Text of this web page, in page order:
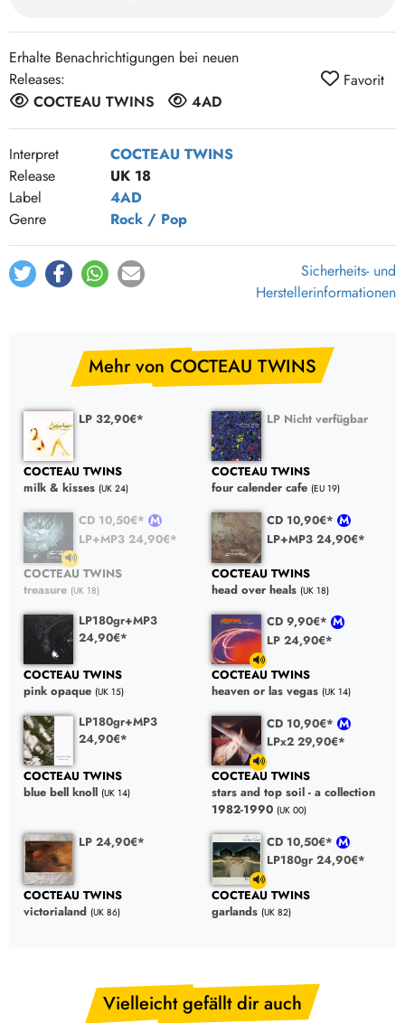
Otterley
Donimo
Erhalte Benachrichtigungen bei neuen
Releases:
COCTEAU TWINS
4AD
Favorit
Interpret
COCTEAU TWINS
Release
UK 18
Label
4AD
Genre
Rock / Pop
Sicherheits- und
Herstellerinformationen
Mehr von COCTEAU TWINS
LP 32,90€*
COCTEAU TWINS
milk & kisses (UK 24)
LP Nicht verfügbar
COCTEAU TWINS
four calender cafe (EU 19)
CD 10,50€*
LP+MP3 24,90€*
COCTEAU TWINS
treasure (UK 18)
CD 10,90€*
LP+MP3 24,90€*
COCTEAU TWINS
head over heals (UK 18)
LP180gr+MP3
24,90€*
COCTEAU TWINS
pink opaque (UK 15)
CD 9,90€*
LP 24,90€*
COCTEAU TWINS
heaven or las vegas (UK 14)
LP180gr+MP3
24,90€*
COCTEAU TWINS
blue bell knoll (UK 14)
CD 10,90€*
LPx2 29,90€*
COCTEAU TWINS
stars and top soil - a collection
1982-1990 (UK 00)
LP 24,90€*
COCTEAU TWINS
victorialand (UK 86)
CD 10,50€*
LP180gr 24,90€*
COCTEAU TWINS
garlands (UK 82)
Vielleicht gefällt dir auch